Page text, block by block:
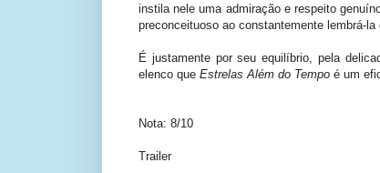
instila nele uma admiração e respeito
preconceituoso ao constantemente lembrá-
É justamente por seu equilíbrio, pela
elenco que Estrelas Além do Tempo é um
Nota: 8/10
Trailer